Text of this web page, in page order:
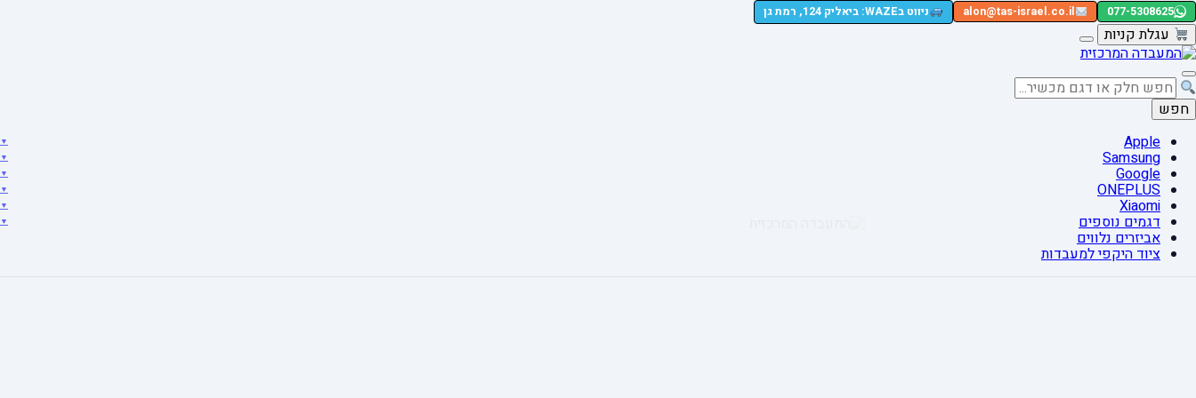
077-5308625
alon@tas-israel.co.il ניווט בWAZE: ביאליק 124, רמת גן
עגלת קניות
חפש
Apple
Samsung
Google
ONEPLUS
Xiaomi
דגמים נוספים
אביזרים נלווים
ציוד היקפי למעבדות